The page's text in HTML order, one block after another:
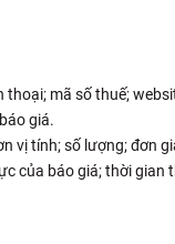
thoại; mã số thuế;
giá.
vị tính; số lượng; đơn
của báo giá; thời